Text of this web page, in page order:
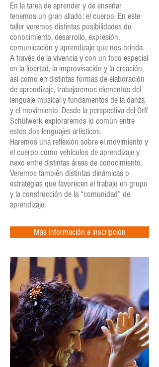
En la tarea de aprender y de enseñar
tenemos un gran aliado: el cuerpo. En este
taller veremos distintas posibilidades de
conocimiento, desarrollo, expresión,
comunicación y aprendizaje que nos brinda.
A través de la vivencia y con un foco especial
en la libertad, la improvisación y la creación,
así como en distintas formas de elaboración
de aprendizaje, trabajaremos elementos del
lenguaje musical y fundamentos de la danza
y el movimiento. Desde la perspectiva del Orff
Schulwerk exploraremos lo común entre
estos dos lenguajes artísticos.
Haremos una reflexión sobre el movimiento y
el cuerpo como vehículos de aprendizaje y
nexo entre distintas áreas de conocimiento.
Veremos también distintas dinámicas o
estrategias que favorecen el trabajo en grupo
y la construcción de la “comunidad” de
aprendizaje.
Más información e inscripción